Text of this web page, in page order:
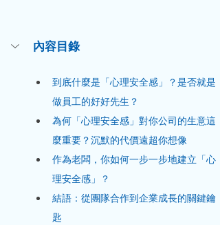
內容目錄
到底什麼是「心理安全感」？是否就是
做員工的好好先生？
為何「心理安全感」對你公司的生意這
麼重要？沉默的代價遠超你想像
作為老闆，你如何一步一步地建立「心
理安全感」？
結語：從團隊合作到企業成長的關鍵鑰
匙